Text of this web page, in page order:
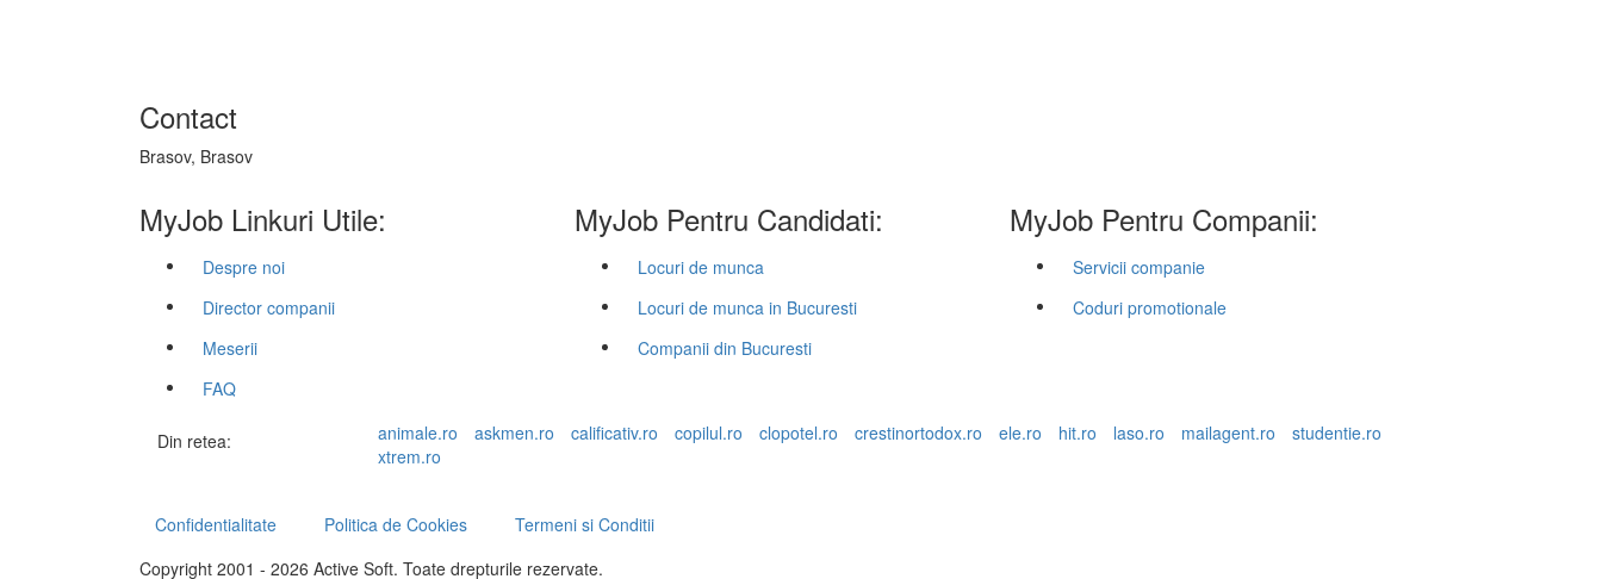
Contact
Brasov, Brasov
MyJob Linkuri Utile:
Despre noi
Director companii
Meserii
FAQ
MyJob Pentru Candidati:
Locuri de munca
Locuri de munca in Bucuresti
Companii din Bucuresti
MyJob Pentru Companii:
Servicii companie
Coduri promotionale
Din retea: animale.ro askmen.ro calificativ.ro copilul.ro clopotel.ro crestinortodox.ro ele.ro hit.ro laso.ro mailagent.ro
studentie.ro
xtrem.ro
Confidentialitate Politica de Cookies
Termeni si Conditii
Copyright 2001 - 2026 Active Soft. Toate drepturile rezervate.